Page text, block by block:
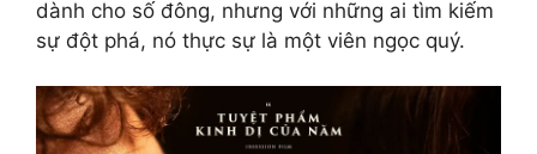
dành cho số đông, nhưng với những ai tìm kiếm
sự đột phá, nó thực sự là một viên ngọc quý.